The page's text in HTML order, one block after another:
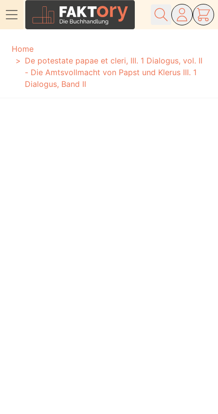
Home
De potestate papae et cleri, III. 1 Dialogus, vol. II
- Die Amtsvollmacht von Papst und Klerus III. 1
Dialogus, Band II